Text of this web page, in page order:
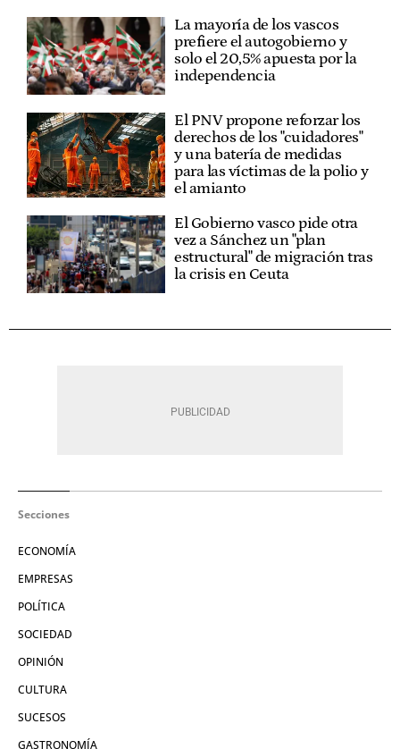
La mayoría de los vascos
prefiere el autogobierno y
solo el 20,5% apuesta por la
independencia
El PNV propone reforzar los
derechos de los "cuidadores"
y una batería de medidas
para las víctimas de la polio y
el amianto
El Gobierno vasco pide otra
vez a Sánchez un "plan
estructural" de migración tras
la crisis en Ceuta
Secciones
ECONOMÍA
EMPRESAS
POLÍTICA
SOCIEDAD
OPINIÓN
CULTURA
SUCESOS
GASTRONOMÍA